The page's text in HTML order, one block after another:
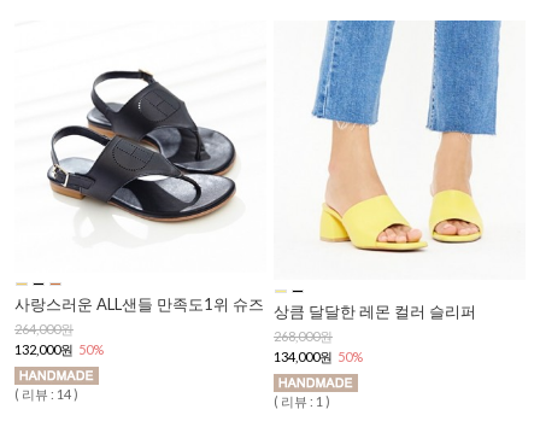
사랑스러운 ALL샌들 만족도1위 슈즈
264,000원
132,000원 50%
( 리뷰 : 14 )
상큼 달달한 레몬 컬러 슬리퍼
268,000원
134,000원 50%
( 리뷰 : 1 )